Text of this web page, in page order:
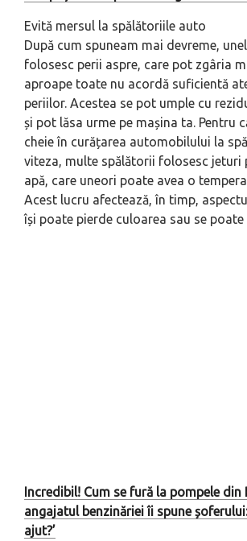
Evită mersul la spălătoriile auto
După cum spuneam mai devreme,
folosesc perii aspre, care pot zgâria
aproape toate nu acordă suficientă
periilor. Acestea se pot umple cu
și pot lăsa urme pe mașina ta. Pentru
cheie în curățarea automobilului la
viteza, multe spălătorii folosesc jeturi
apă, care uneori poate avea o
Acest lucru afectează, în timp,
își poate pierde culoarea sau se poate
Incredibil! Cum se fură la pompele din
angajatul benzinăriei îi spune
ajut?’